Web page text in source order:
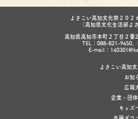
よさこい高知文化祭２０２
（高知県文化生活部よ
高知県高知市本町２丁目２番
TEL：088-821-9450
E-mail：
よさこい高知
お知
広報
企業・団
キッズ